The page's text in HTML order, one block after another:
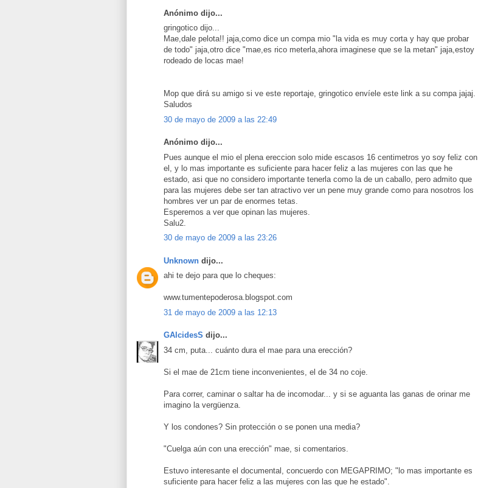
Anónimo dijo...
gringotico dijo...
Mae,dale pelota!! jaja,como dice un compa mio "la vida es muy corta y hay que probar
de todo" jaja,otro dice "mae,es rico meterla,ahora imaginese que se la metan" jaja,estoy
rodeado de locas mae!
Mop que dirá su amigo si ve este reportaje, gringotico envíele este link a su compa jajaj.
Saludos
30 de mayo de 2009 a las 22:49
Anónimo dijo...
Pues aunque el mio el plena ereccion solo mide escasos 16 centimetros yo soy feliz con
el, y lo mas importante es suficiente para hacer feliz a las mujeres con las que he
estado, asi que no considero importante tenerla como la de un caballo, pero admito que
para las mujeres debe ser tan atractivo ver un pene muy grande como para nosotros los
hombres ver un par de enormes tetas.
Esperemos a ver que opinan las mujeres.
Salu2.
30 de mayo de 2009 a las 23:26
Unknown dijo...
ahi te dejo para que lo cheques:
www.tumentepoderosa.blogspot.com
31 de mayo de 2009 a las 12:13
GAlcidesS dijo...
34 cm, puta... cuánto dura el mae para una erección?
Si el mae de 21cm tiene inconvenientes, el de 34 no coje.
Para correr, caminar o saltar ha de incomodar... y si se aguanta las ganas de orinar me
imagino la vergüenza.
Y los condones? Sin protección o se ponen una media?
"Cuelga aún con una erección" mae, si comentarios.
Estuvo interesante el documental, concuerdo con MEGAPRIMO; "lo mas importante es
suficiente para hacer feliz a las mujeres con las que he estado".